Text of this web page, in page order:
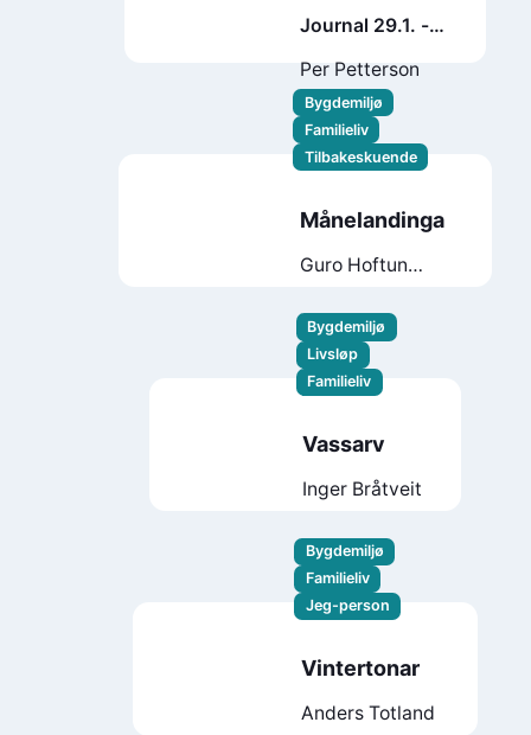
Journal 29.1. -
Per Petterson
Bygdemiljø
Familieliv
Tilbakeskuende
Månelandinga
Guro Hoftun
Bygdemiljø
Livsløp
Familieliv
Vassarv
Inger Bråtveit
Bygdemiljø
Familieliv
Jeg-person
Vintertonar
Anders Totland